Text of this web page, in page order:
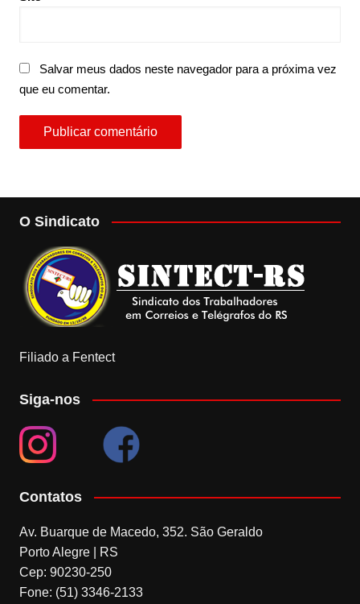
Salvar meus dados neste navegador para a próxima vez
que eu comentar.
O Sindicato
Filiado a Fentect
Siga-nos
Contatos
Av. Buarque de Macedo, 352. São Geraldo
Porto Alegre | RS
Cep: 90230-250
Fone: (51) 3346-2133